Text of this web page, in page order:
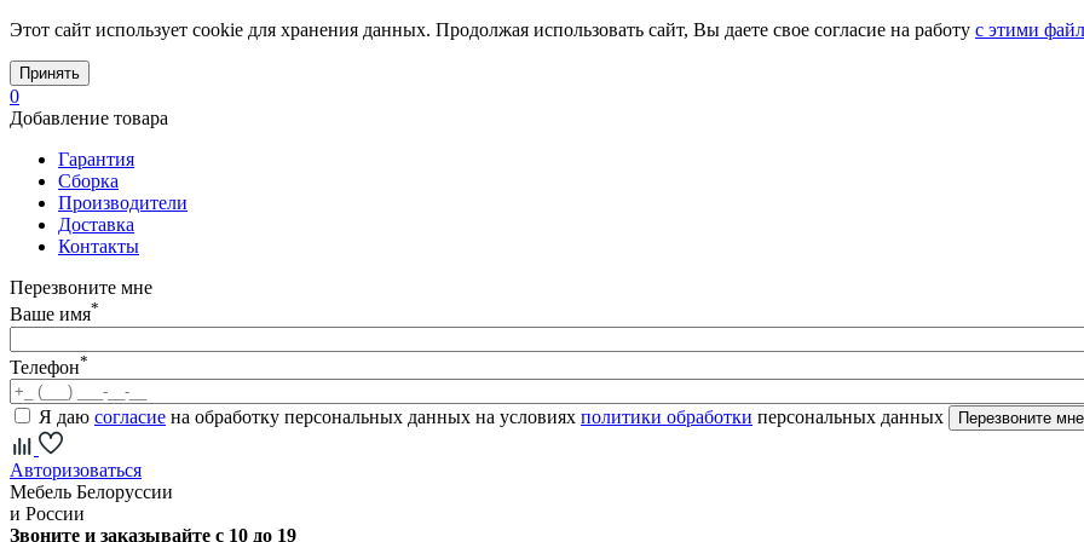
Этот сайт использует cookie для хранения данных. Продолжая использовать сайт, Вы даете свое согласие на работу с этими
Принять
0
Добавление товара
Гарантия
Сборка
Производители
Доставка
Контакты
Перезвоните мне
Ваше имя*
Телефон*
Я даю согласие на обработку персональных данных на условиях политики обработки персональных данных
Авторизоваться
Мебель Белоруссии
и России
Звоните и заказывайте с 10 до 19